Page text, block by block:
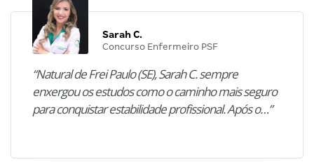
Sarah C.
Concurso Enfermeiro PSF
“Natural de Frei Paulo (SE), Sarah C. sempre
enxergou os estudos como o caminho mais seguro
para conquistar estabilidade profissional. Após o…”